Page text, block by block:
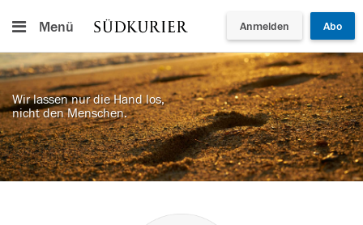
Menü Anmelden Abo
Wir lassen nur die Hand los,
nicht den Menschen.